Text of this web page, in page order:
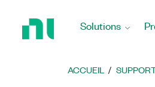
Solutions
ACCUEIL